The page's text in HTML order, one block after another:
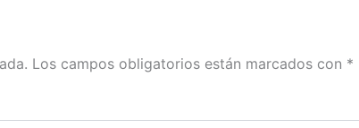
Los campos obligatorios están marcados con *